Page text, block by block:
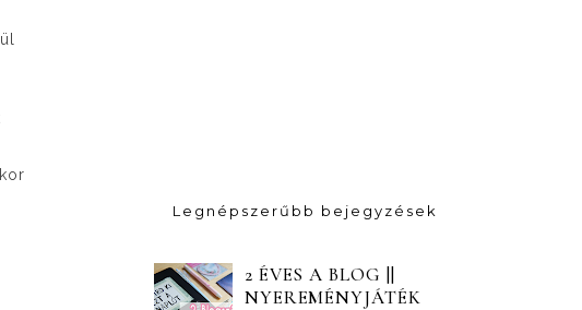
Legnépszerűbb bejegyzések
2 ÉVES A BLOG ||
NYEREMÉNYJÁTÉK